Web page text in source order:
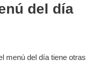
del día
menú del día tiene otras